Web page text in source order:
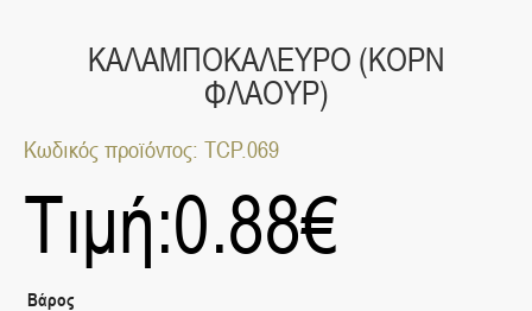
ΚΑΛΑΜΠΟΚΑΛΕΥΡΟ (ΚΟΡΝ
ΦΛΑΟΥΡ)
Κωδικός προϊόντος: TCP.069
Τιμή:0.88€
Βάρος